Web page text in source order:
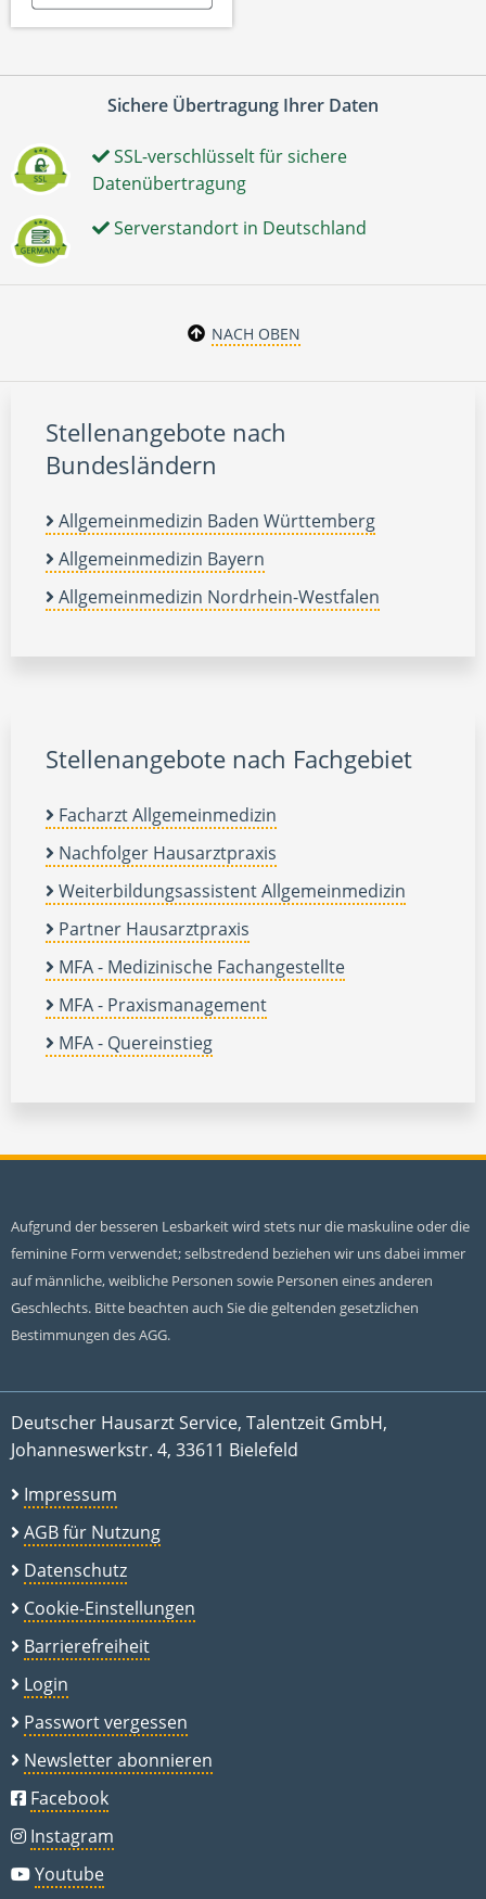
Sichere Übertragung Ihrer Daten
SSL-verschlüsselt für sichere
Datenübertragung
Serverstandort in Deutschland
NACH OBEN
Stellenangebote nach
Bundesländern
Allgemeinmedizin Baden Württemberg
Allgemeinmedizin Bayern
Allgemeinmedizin Nordrhein-Westfalen
Stellenangebote nach Fachgebiet
Facharzt Allgemeinmedizin
Nachfolger Hausarztpraxis
Weiterbildungsassistent Allgemeinmedizin
Partner Hausarztpraxis
MFA - Medizinische Fachangestellte
MFA - Praxismanagement
MFA - Quereinstieg
Aufgrund der besseren Lesbarkeit wird stets nur die maskuline oder die
feminine Form verwendet; selbstredend beziehen wir uns dabei immer
auf männliche, weibliche Personen sowie Personen eines anderen
Geschlechts. Bitte beachten auch Sie die geltenden gesetzlichen
Bestimmungen des AGG.
Deutscher Hausarzt Service, Talentzeit GmbH,
Johanneswerkstr. 4, 33611 Bielefeld
Impressum
AGB für Nutzung
Datenschutz
Cookie-Einstellungen
Barrierefreiheit
Login
Passwort vergessen
Newsletter abonnieren
Facebook
Instagram
Youtube